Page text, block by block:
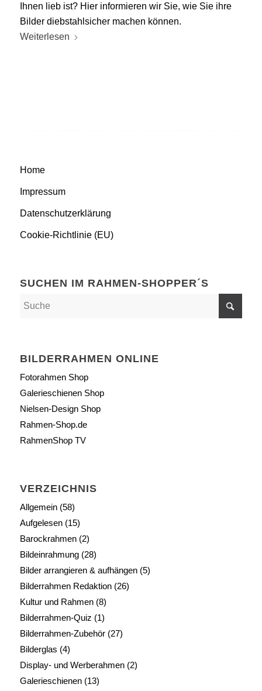
Ihnen lieb ist? Hier informieren wir Sie, wie Sie ihre
Bilder diebstahlsicher machen können.
Weiterlesen
Home
Impressum
Datenschutzerklärung
Cookie-Richtlinie (EU)
SUCHEN IM RAHMEN-SHOPPER´S
BILDERRAHMEN ONLINE
Fotorahmen Shop
Galerieschienen Shop
Nielsen-Design Shop
Rahmen-Shop.de
RahmenShop TV
VERZEICHNIS
Allgemein(58)
Aufgelesen(15)
Barockrahmen(2)
Bildeinrahmung(28)
Bilder arrangieren & aufhängen(5)
Bilderrahmen Redaktion(26)
Kultur und Rahmen(8)
Bilderrahmen-Quiz (1)
Bilderrahmen-Zubehör(27)
Bilderglas (4)
Display- und Werberahmen(2)
Galerieschienen(13)